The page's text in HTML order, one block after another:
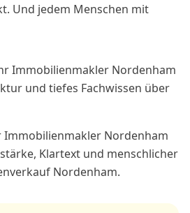
Und jedem Menschen mit
Immobilienmakler Nordenham
und tiefes Fachwissen über
Immobilienmakler Nordenham
Klartext und menschlicher
Nordenham.